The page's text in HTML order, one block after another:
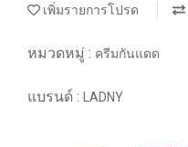
เพิ่มรายการโปรด
หมวดหมู่ : ครีมกันแดด
แบรนด์ : LADNY